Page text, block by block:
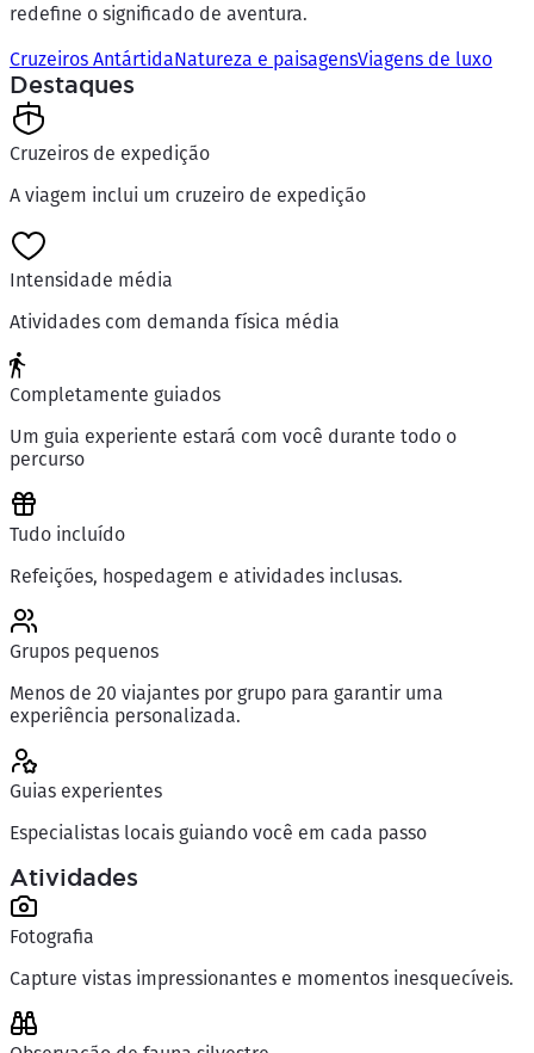
redefine o significado de aventura.
Cruzeiros AntártidaNatureza e paisagensViagens de luxo
Destaques
Cruzeiros de expedição
A viagem inclui um cruzeiro de expedição
Intensidade média
Atividades com demanda física média
Completamente guiados
Um guia experiente estará com você durante todo o
percurso
Tudo incluído
Refeições, hospedagem e atividades inclusas.
Grupos pequenos
Menos de 20 viajantes por grupo para garantir uma
experiência personalizada.
Guias experientes
Especialistas locais guiando você em cada passo
Atividades
Fotografia
Capture vistas impressionantes e momentos inesquecíveis.